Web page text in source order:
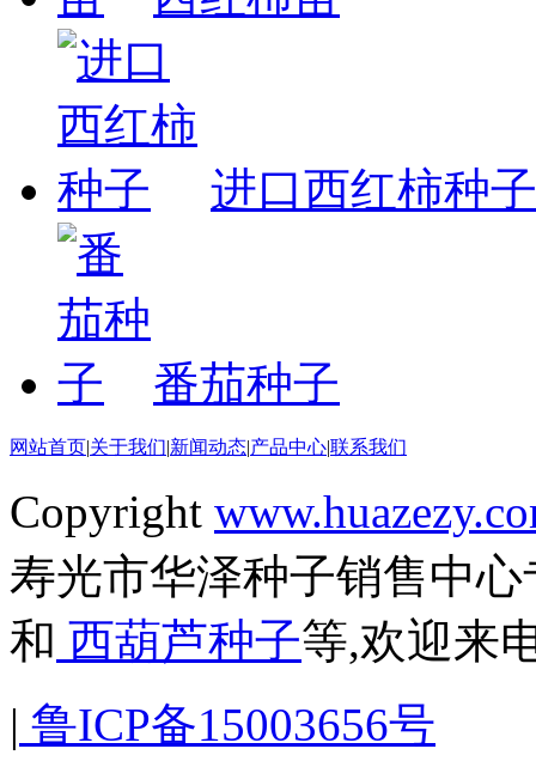
进口西红柿种子
番茄种子
网站首页|关于我们|新闻动态|产品中心|联系我们
Copyright
寿光市华泽种子销售中
和 西葫芦种子等,欢迎来
| 鲁ICP备15003656号